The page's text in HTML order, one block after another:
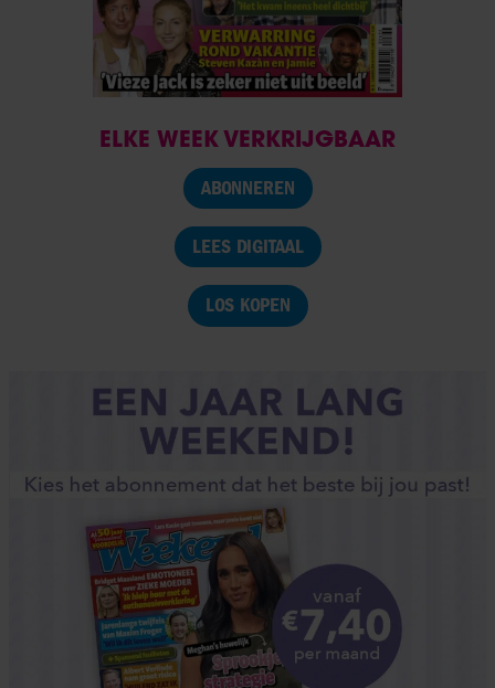
ELKE WEEK VERKRIJGBAAR
ABONNEREN
LEES DIGITAAL
LOS KOPEN